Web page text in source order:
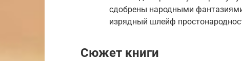
сдобрены народными
изрядный шлейф
Сюжет книги